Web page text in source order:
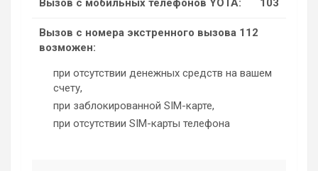
Вызов с мобильных телефонов YOTA: 103
Вызов с номера экстренного вызова 112
возможен:
при отсутствии денежных средств на вашем
счету,
при заблокированной SIM-карте,
при отсутствии SIM-карты телефона